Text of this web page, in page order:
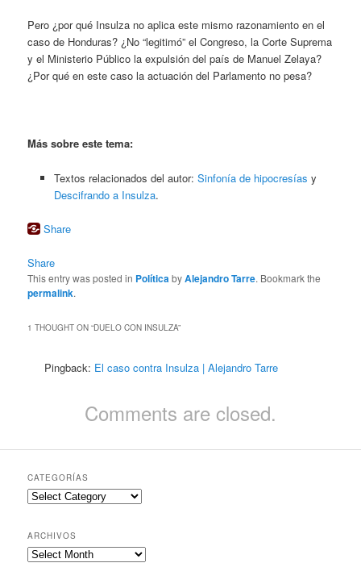
Pero ¿por qué Insulza no aplica este mismo razonamiento en el
caso de Honduras? ¿No “legitimó” el Congreso, la Corte Suprema
y el Ministerio Público la expulsión del país de Manuel Zelaya?
¿Por qué en este caso la actuación del Parlamento no pesa?
Más sobre este tema:
Textos relacionados del autor: Sinfonía de hipocresías y
Descifrando a Insulza.
Share
Share
This entry was posted in PolíticabyAlejandro Tarre. Bookmark the
permalink.
1 THOUGHT ON “DUELO CON INSULZA”
Pingback: El caso contra Insulza | Alejandro Tarre
Comments are closed.
CATEGORÍAS
Categorías
ARCHIVOS
Archivos